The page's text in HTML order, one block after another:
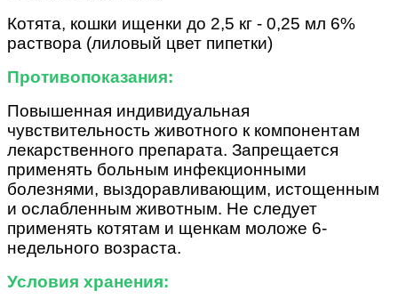
Котята, кошки ищенки до 2,5 кг - 0,25 мл 6%
раствора (лиловый цвет пипетки)
Противопоказания:
Повышенная индивидуальная
чувствительность животного к компонентам
лекарственного препарата. Запрещается
применять больным инфекционными
болезнями, выздоравливающим, истощенным
и ослабленным животным. Не следует
применять котятам и щенкам моложе 6-
недельного возраста.
Условия хранения: